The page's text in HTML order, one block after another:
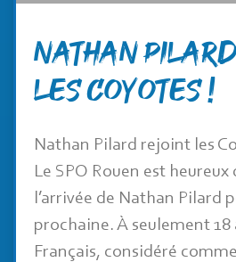
Nathan
les Coyotes !
Nathan Pilard rejoint les
Le SPO Rouen est heureux
l’arrivée de Nathan Pilard
prochaine. À seulement 18
Français, considéré